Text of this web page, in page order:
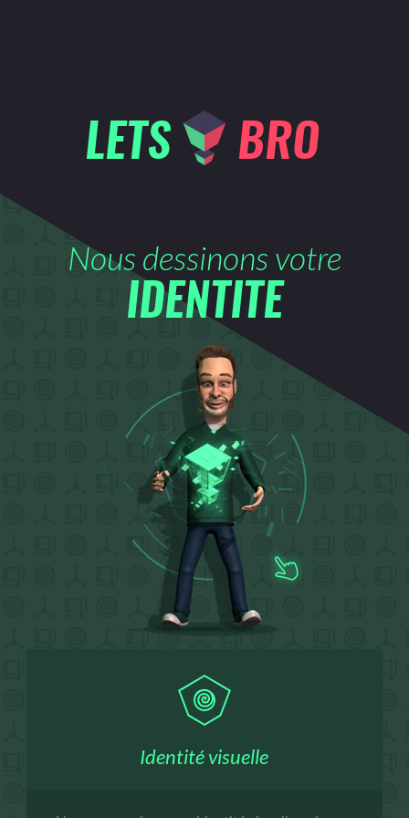
LETS BRO
Nous dessinons votre
IDENTITE
Identité visuelle